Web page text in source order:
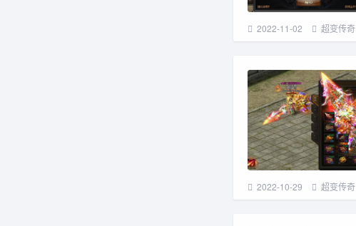
2022-11-02 超变传奇
2022-10-29 超变传奇